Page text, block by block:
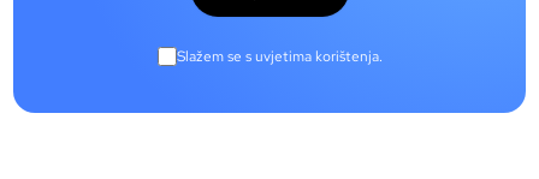
Slažem se s uvjetima korištenja.